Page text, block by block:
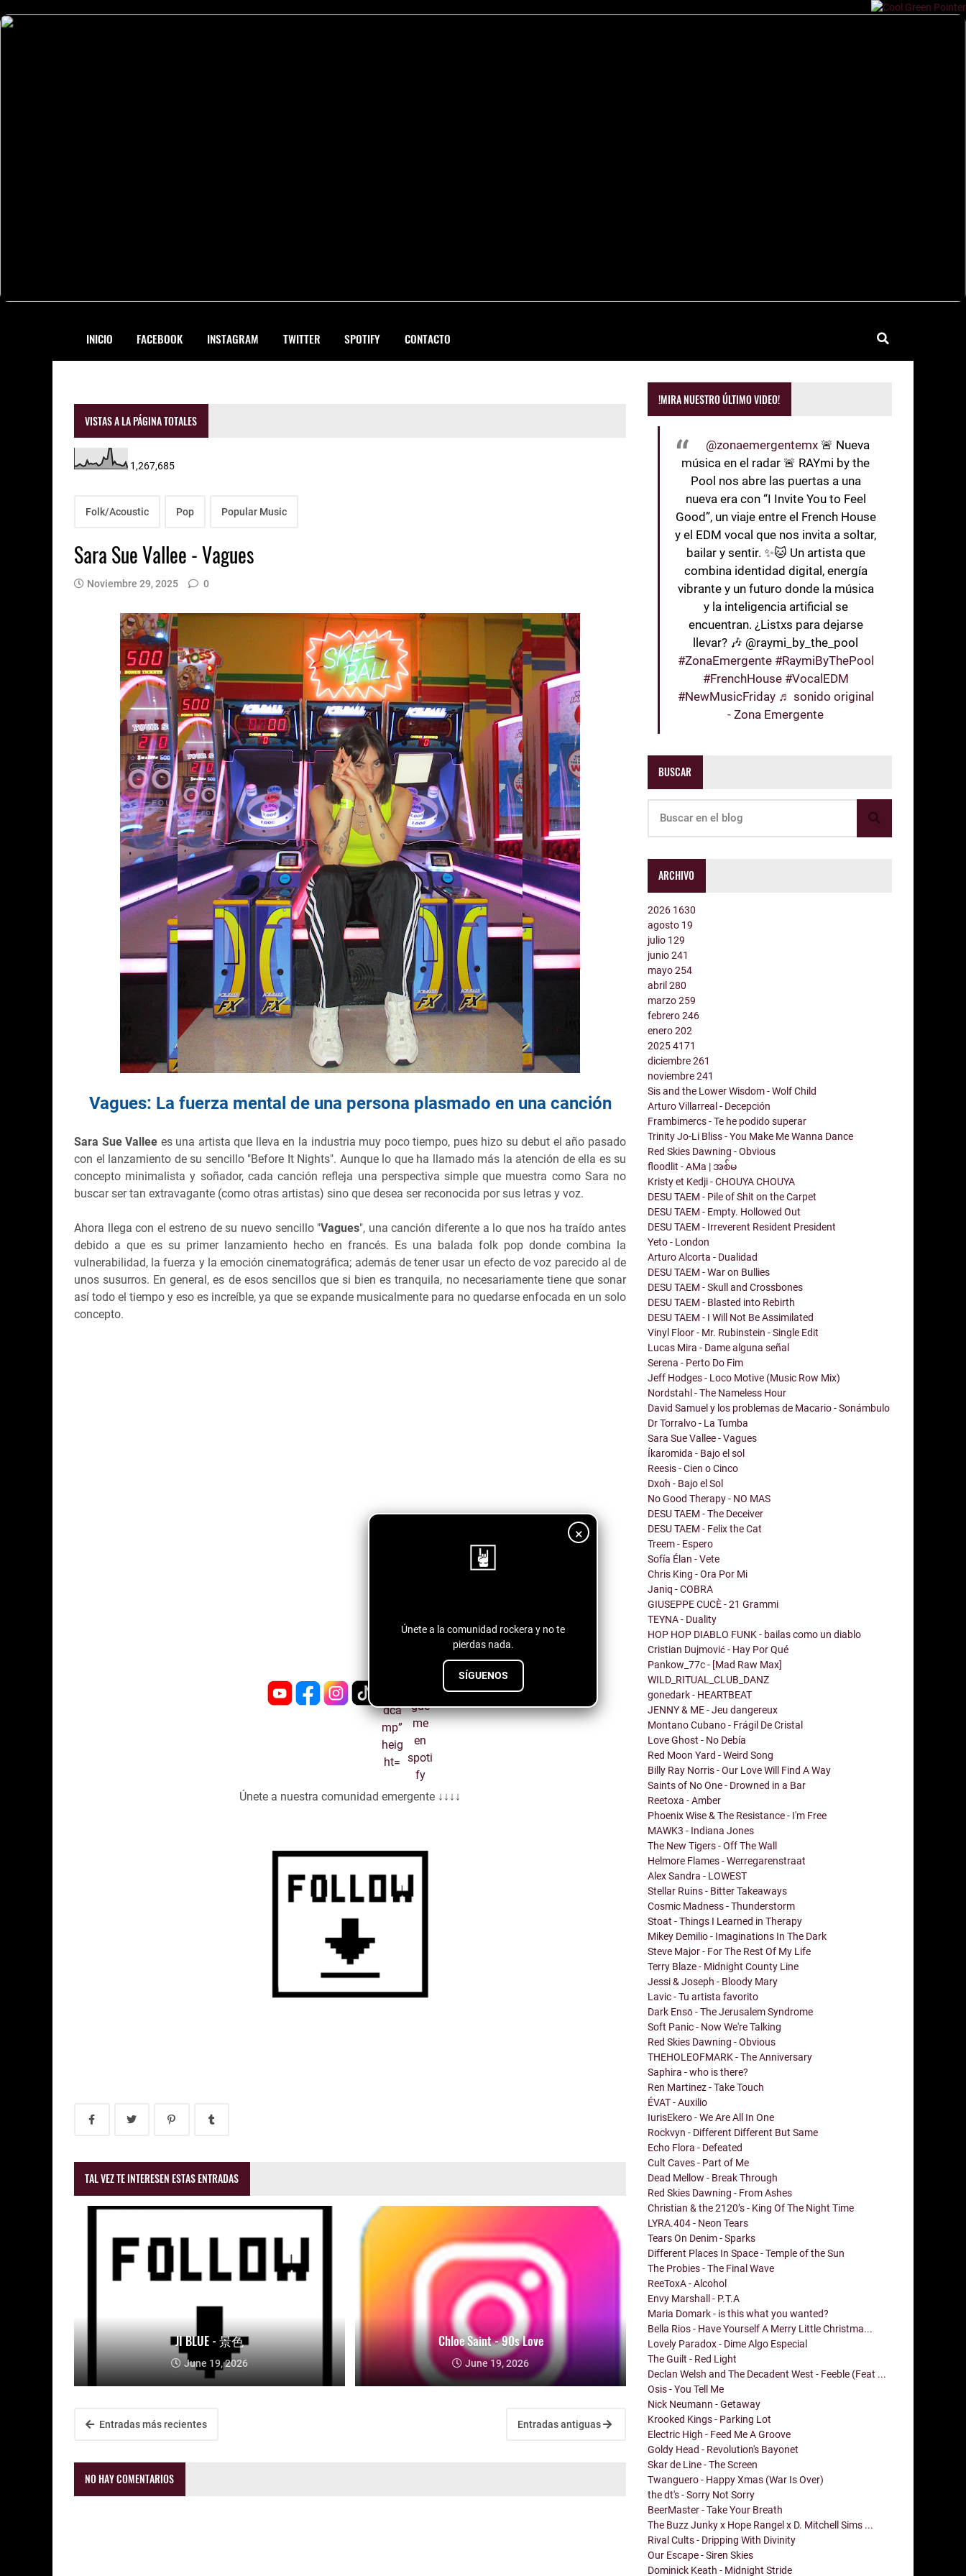
INICIO FACEBOOK INSTAGRAM TWITTER SPOTIFY CONTACTO
×
Únete a la comunidad rockera y no te
pierdas nada.
SÍGUENOS
VISTAS A LA PÁGINA TOTALES
1,267,685
Folk/Acoustic Pop Popular Music
Sara Sue Vallee - Vagues
Noviembre 29, 2025 0
Vagues: La fuerza mental de una persona plasmado en una canción
Sara Sue Vallee es una artista que lleva en la industria muy poco tiempo, pues hizo su debut el año pasado
con el lanzamiento de su sencillo "Before It Nights". Aunque lo que ha llamado más la atención de ella es su
concepto minimalista y soñador, cada canción refleja una perspectiva simple que muestra como Sara no
buscar ser tan extravagante (como otras artistas) sino que desea ser reconocida por sus letras y voz.
Ahora llega con el estreno de su nuevo sencillo "Vagues", una canción diferente a lo que nos ha traído antes
debido a que es su primer lanzamiento hecho en francés. Es una balada folk pop donde combina la
vulnerabilidad, la fuerza y la emoción cinematográfica; además de tener usar un efecto de voz parecido al de
unos susurros. En general, es de esos sencillos que si bien es tranquila, no necesariamente tiene que sonar
así todo el tiempo y eso es increíble, ya que se expande musicalmente para no quedarse enfocada en un solo
concepto.
Únete a nuestra comunidad emergente ↓↓↓↓
TAL VEZ TE INTERESEN ESTAS ENTRADAS
JI BLUE - 景色
June 19, 2026
Chloe Saint - 90s Love
June 19, 2026
Entradas más recientes Entradas antiguas
NO HAY COMENTARIOS
!MIRA NUESTRO ÚLTIMO VIDEO!
@zonaemergentemx 🚨 Nueva
música en el radar 🚨 RAYmi by the
Pool nos abre las puertas a una
nueva era con “I Invite You to Feel
Good”, un viaje entre el French House
y el EDM vocal que nos invita a soltar,
bailar y sentir. ✨🐱 Un artista que
combina identidad digital, energía
vibrante y un futuro donde la música
y la inteligencia artificial se
encuentran. ¿Listxs para dejarse
llevar? 🎶 @raymi_by_the_pool
#ZonaEmergente #RaymiByThePool
#FrenchHouse #VocalEDM
#NewMusicFriday ♬ sonido original
- Zona Emergente
BUSCAR
ARCHIVO
2026 1630
agosto 19
julio 129
junio241
mayo254
abril280
marzo259
febrero246
enero202
20254171
diciembre261
noviembre241
Sis and the Lower Wisdom - Wolf Child
Arturo Villarreal - Decepción
Frambimercs - Te he podido superar
Trinity Jo-Li Bliss - You Make Me Wanna Dance
Red Skies Dawning - Obvious
floodlit - AMa | အစ်မ
Kristy et Kedji - CHOUYA CHOUYA
DESU TAEM - Pile of Shit on the Carpet
DESU TAEM - Empty. Hollowed Out
DESU TAEM - Irreverent Resident President
Yeto - London
Arturo Alcorta - Dualidad
DESU TAEM - War on Bullies
DESU TAEM - Skull and Crossbones
DESU TAEM - Blasted into Rebirth
DESU TAEM - I Will Not Be Assimilated
Vinyl Floor - Mr. Rubinstein - Single Edit
Lucas Mira - Dame alguna señal
Serena - Perto Do Fim
Jeff Hodges - Loco Motive (Music Row Mix)
Nordstahl - The Nameless Hour
David Samuel y los problemas de Macario - Sonámbulo
Dr Torralvo - La Tumba
Sara Sue Vallee - Vagues
Íkaromida - Bajo el sol
Reesis - Cien o Cinco
Dxoh - Bajo el Sol
No Good Therapy - NO MAS
DESU TAEM - The Deceiver
DESU TAEM - Felix the Cat
Treem - Espero
Sofía Élan - Vete
Chris King - Ora Por Mi
Janiq - COBRA
GIUSEPPE CUCÈ - 21 Grammi
TEYNA - Duality
HOP HOP DIABLO FUNK - bailas como un diablo
Cristian Dujmović - Hay Por Qué
Pankow_77c - [Mad Raw Max]
WILD_RITUAL_CLUB_DANZ
gonedark - HEARTBEAT
JENNY & ME - Jeu dangereux
Montano Cubano - Frágil De Cristal
Love Ghost - No Debía
Red Moon Yard - Weird Song
Billy Ray Norris - Our Love Will Find A Way
Saints of No One - Drowned in a Bar
Reetoxa - Amber
Phoenix Wise & The Resistance - I'm Free
MAWK3 - Indiana Jones
The New Tigers - Off The Wall
Helmore Flames - Werregarenstraat
Alex Sandra - LOWEST
Stellar Ruins - Bitter Takeaways
Cosmic Madness - Thunderstorm
Stoat - Things I Learned in Therapy
Mikey Demilio - Imaginations In The Dark
Steve Major - For The Rest Of My Life
Terry Blaze - Midnight County Line
Jessi & Joseph - Bloody Mary
Lavic - Tu artista favorito
Dark Ensō - The Jerusalem Syndrome
Soft Panic - Now We're Talking
Red Skies Dawning - Obvious
THEHOLEOFMARK - The Anniversary
Saphira - who is there?
Ren Martinez - Take Touch
ÉVAT - Auxilio
IurisEkero - We Are All In One
Rockvyn - Different Different But Same
Echo Flora - Defeated
Cult Caves - Part of Me
Dead Mellow - Break Through
Red Skies Dawning - From Ashes
Christian & the 2120’s - King Of The Night Time
LYRA.404 - Neon Tears
Tears On Denim - Sparks
Different Places In Space - Temple of the Sun
The Probies - The Final Wave
ReeToxA - Alcohol
Envy Marshall - P.T.A
Maria Domark - is this what you wanted?
Bella Rios - Have Yourself A Merry Little Christma...
Lovely Paradox - Dime Algo Especial
The Guilt - Red Light
Declan Welsh and The Decadent West - Feeble (Feat ...
Osis - You Tell Me
Nick Neumann - Getaway
Krooked Kings - Parking Lot
Electric High - Feed Me A Groove
Goldy Head - Revolution's Bayonet
Skar de Line - The Screen
Twanguero - Happy Xmas (War Is Over)
the dt's - Sorry Not Sorry
BeerMaster - Take Your Breath
The Buzz Junky x Hope Rangel x D. Mitchell Sims ...
Rival Cults - Dripping With Divinity
Our Escape - Siren Skies
Dominick Keath - Midnight Stride